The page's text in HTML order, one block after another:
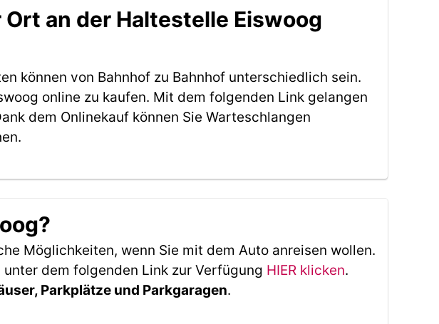
an der Haltestelle Eiswoog
können von Bahnhof zu Bahnhof unterschiedlich sein.
online zu kaufen. Mit dem folgenden Link gelangen
dem Onlinekauf können Sie Warteschlangen
Möglichkeiten, wenn Sie mit dem Auto anreisen wollen.
dem folgenden Link zur Verfügung HIER klicken.
Parkplätze und Parkgaragen.